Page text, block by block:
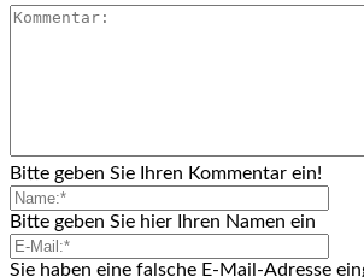
Bitte geben Sie Ihren Kommentar ein!
Bitte geben Sie hier Ihren Namen ein
Sie haben eine falsche E-Mail-Adresse